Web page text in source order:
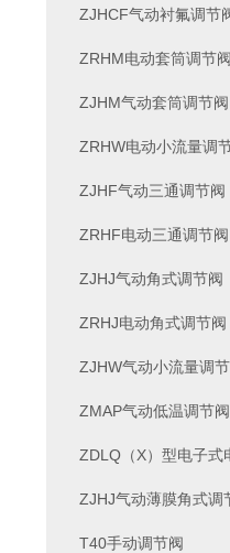
ZJHCF气动衬氟调节
ZRHM电动套筒调节阀
ZJHM气动套筒调节阀
ZRHW电动小流量调
ZJHF气动三通调节阀
ZRHF电动三通调节阀
ZJHJ气动角式调节阀
ZRHJ电动角式调节阀
ZJHW气动小流量调
ZMAP气动低温调节阀
ZDLQ（X）型电子式
ZJHJ气动薄膜角式调
T40手动调节阀